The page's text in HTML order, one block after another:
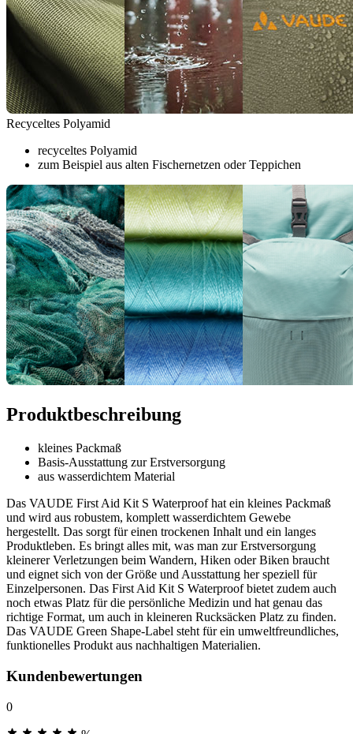
Recyceltes Polyamid
recyceltes Polyamid
zum Beispiel aus alten Fischernetzen oder Teppichen
Produktbeschreibung
kleines Packmaß
Basis-Ausstattung zur Erstversorgung
aus wasserdichtem Material
Das VAUDE First Aid Kit S Waterproof hat ein kleines Packmaß
und wird aus robustem, komplett wasserdichtem Gewebe
hergestellt. Das sorgt für einen trockenen Inhalt und ein langes
Produktleben. Es bringt alles mit, was man zur Erstversorgung
kleinerer Verletzungen beim Wandern, Hiken oder Biken braucht
und eignet sich von der Größe und Ausstattung her speziell für
Einzelpersonen. Das First Aid Kit S Waterproof bietet zudem auch
noch etwas Platz für die persönliche Medizin und hat genau das
richtige Format, um auch in kleineren Rucksäcken Platz zu finden.
Das VAUDE Green Shape-Label steht für ein umweltfreundliches,
funktionelles Produkt aus nachhaltigen Materialien.
Kundenbewertungen
0